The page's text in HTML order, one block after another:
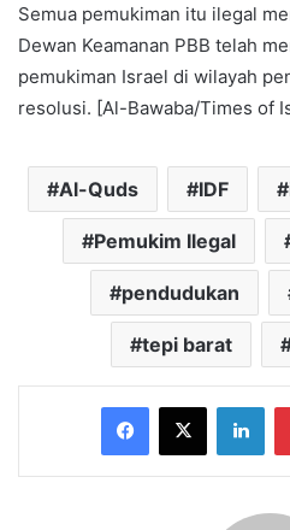
Semua pemukiman itu ilegal
Dewan Keamanan PBB telah
pemukiman Israel di wilayah
resolusi. [Al-Bawaba/Times of
Al-Quds IDF
Pemukim Ilegal
pendudukan
tepi barat
Facebook
X